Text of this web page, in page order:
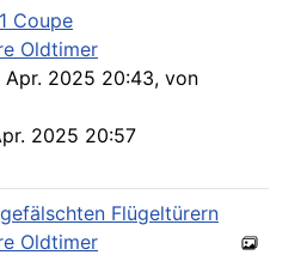
Coupe
Oldtimer
2025 20:43, von
2025 20:57
Flügeltürern
Oldtimer